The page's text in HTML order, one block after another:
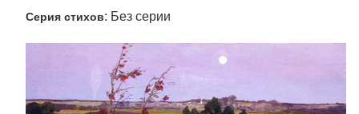
Серия стихов: Без серии